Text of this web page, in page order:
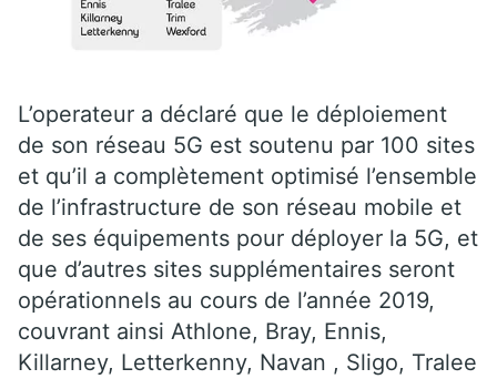
L’operateur a déclaré que le déploiement
de son réseau 5G est soutenu par 100 sites
et qu’il a complètement optimisé l’ensemble
de l’infrastructure de son réseau mobile et
de ses équipements pour déployer la 5G, et
que d’autres sites supplémentaires seront
opérationnels au cours de l’année 2019,
couvrant ainsi Athlone, Bray, Ennis,
Killarney, Letterkenny, Navan , Sligo, Tralee